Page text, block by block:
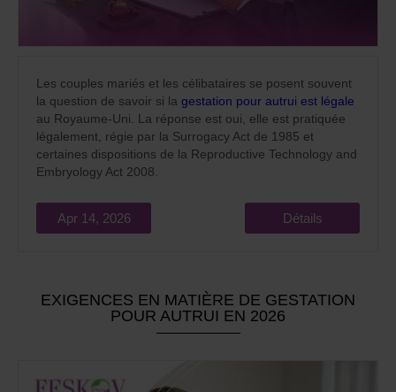
Les couples mariés et les célibataires se posent souvent
la question de savoir si la gestation pour autrui est légale
au Royaume-Uni. La réponse est oui, elle est pratiquée
légalement, régie par la Surrogacy Act de 1985 et
certaines dispositions de la Reproductive Technology and
Embryology Act 2008.
Apr 14, 2026 Détails
EXIGENCES EN MATIÈRE DE GESTATION
POUR AUTRUI EN 2026